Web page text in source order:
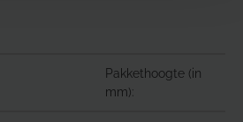
Pakkethoogte (in
mm):